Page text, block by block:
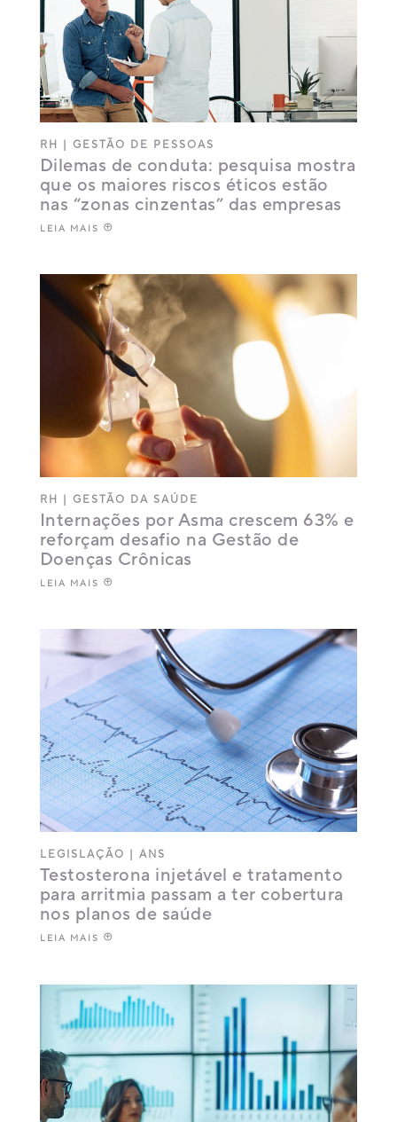
Dilemas de conduta: pesquisa mostra
que os maiores riscos éticos estão
nas “zonas cinzentas” das empresas
RH GESTÃO DE PESSOAS
LEIA MAIS
Internações por Asma crescem 63% e
reforçam desafio na Gestão de
Doenças Crônicas
RH GESTÃO DA SAÚDE
LEIA MAIS
Testosterona injetável e tratamento
para arritmia passam a ter cobertura
nos planos de saúde
LEGISLAÇÃO ANS
LEIA MAIS